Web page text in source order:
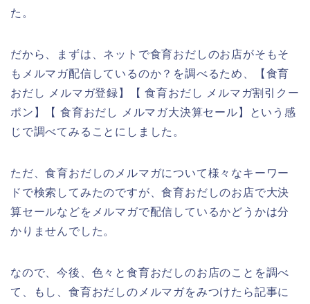
た。
だから、まずは、ネットで食育おだしのお店がそもそ
もメルマガ配信しているのか？を調べるため、【食育
おだし メルマガ登録】【 食育おだし メルマガ割引クー
ポン】【 食育おだし メルマガ大決算セール】という感
じで調べてみることにしました。
ただ、食育おだしのメルマガについて様々なキーワー
ドで検索してみたのですが、食育おだしのお店で大決
算セールなどをメルマガで配信しているかどうかは分
かりませんでした。
なので、今後、色々と食育おだしのお店のことを調べ
て、もし、食育おだしのメルマガをみつけたら記事に